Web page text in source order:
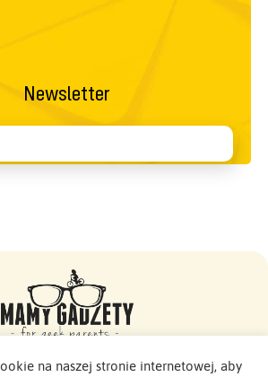
Newsletter
na naszej stronie internetowej, aby